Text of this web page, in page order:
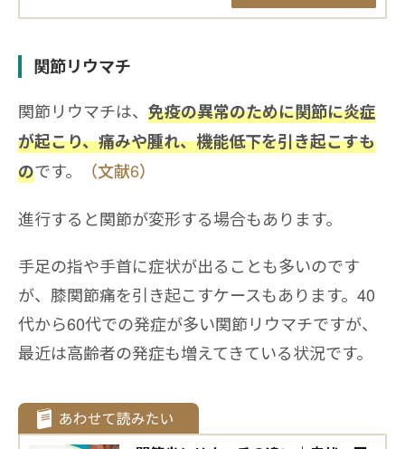
関節リウマチ
関節リウマチは、 免疫の異常のために関節に炎症
が起こり、痛みや腫れ、機能低下を引き起こすも
のです。 （文献6）
進行すると関節が変形する場合もあります。
手足の指や手首に症状が出ることも多いのです
が、膝関節痛を引き起こすケースもあります。40
代から60代での発症が多い関節リウマチですが、
最近は高齢者の発症も増えてきている状況です。